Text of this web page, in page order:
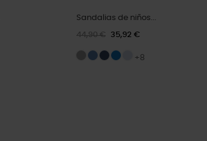
Sandalias de niños...
44,90 € 35,92 €
+8